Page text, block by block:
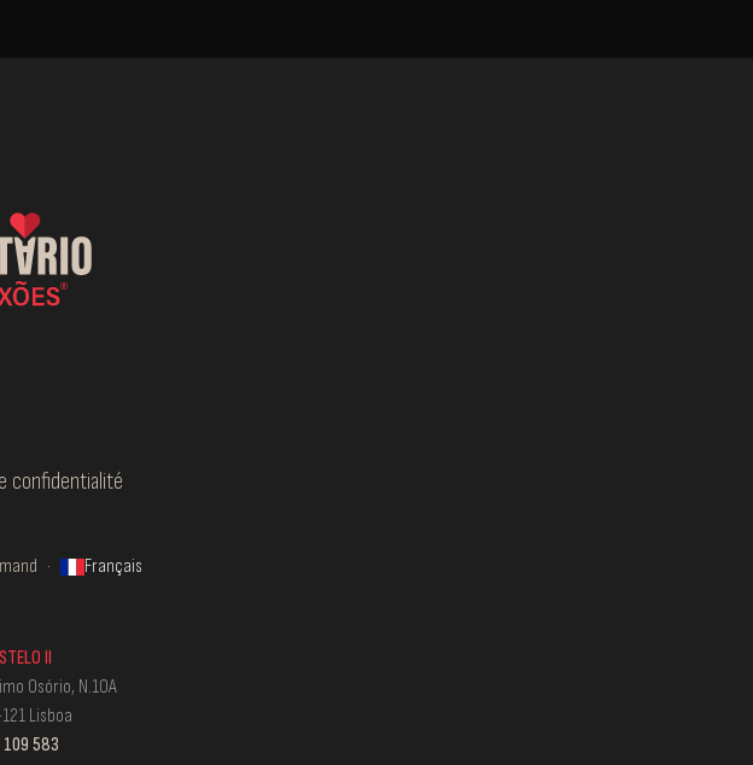
confidentialité
· Français
II
Osório, N.10A
Lisboa
583